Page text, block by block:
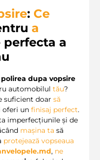
: Ce
a
a
dupa vopsire
automobilul tău?
suficient doar să
oferi un finisaj perfect.
imperfecțiunile și de
mașina ta să
protejează vopseaua
, ne